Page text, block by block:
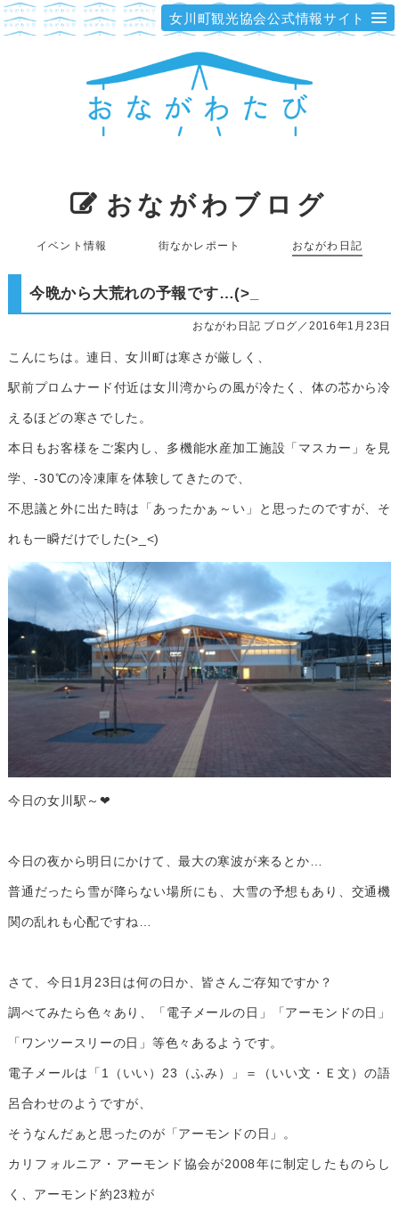
女川町観光協会公式情報サイト
おながわブログ
イベント情報 街なかレポート おながわ日記
今晩から大荒れの予報です…(>_
おながわ日記 ブログ／2016年1月23日
こんにちは。連日、女川町は寒さが厳しく、
駅前プロムナード付近は女川湾からの風が冷たく、体の芯から冷
えるほどの寒さでした。
本日もお客様をご案内し、多機能水産加工施設「マスカー」を見
学、-30℃の冷凍庫を体験してきたので、
不思議と外に出た時は「あったかぁ～い」と思ったのですが、そ
れも一瞬だけでした(>_<)
今日の女川駅～❤
今日の夜から明日にかけて、最大の寒波が来るとか…
普通だったら雪が降らない場所にも、大雪の予想もあり、交通機
関の乱れも心配ですね…
さて、今日1月23日は何の日か、皆さんご存知ですか？
調べてみたら色々あり、「電子メールの日」「アーモンドの日」
「ワンツースリーの日」等色々あるようです。
電子メールは「1（いい）23（ふみ）」＝（いい文・Ｅ文）の語
呂合わせのようですが、
そうなんだぁと思ったのが「アーモンドの日」。
カリフォルニア・アーモンド協会が2008年に制定したものらし
く、アーモンド約23粒が